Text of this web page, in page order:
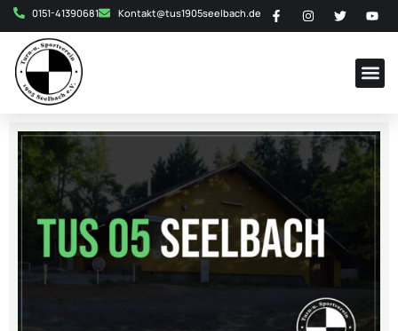
0151-41390681 Kontakt@tus1905seelbach.de